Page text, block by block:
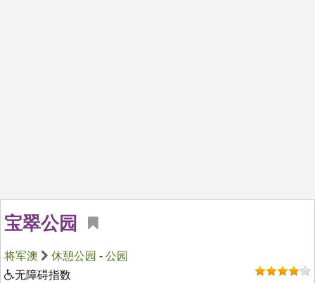
宝翠公园
将军澳 休憩公园 - 公园
无障碍指数